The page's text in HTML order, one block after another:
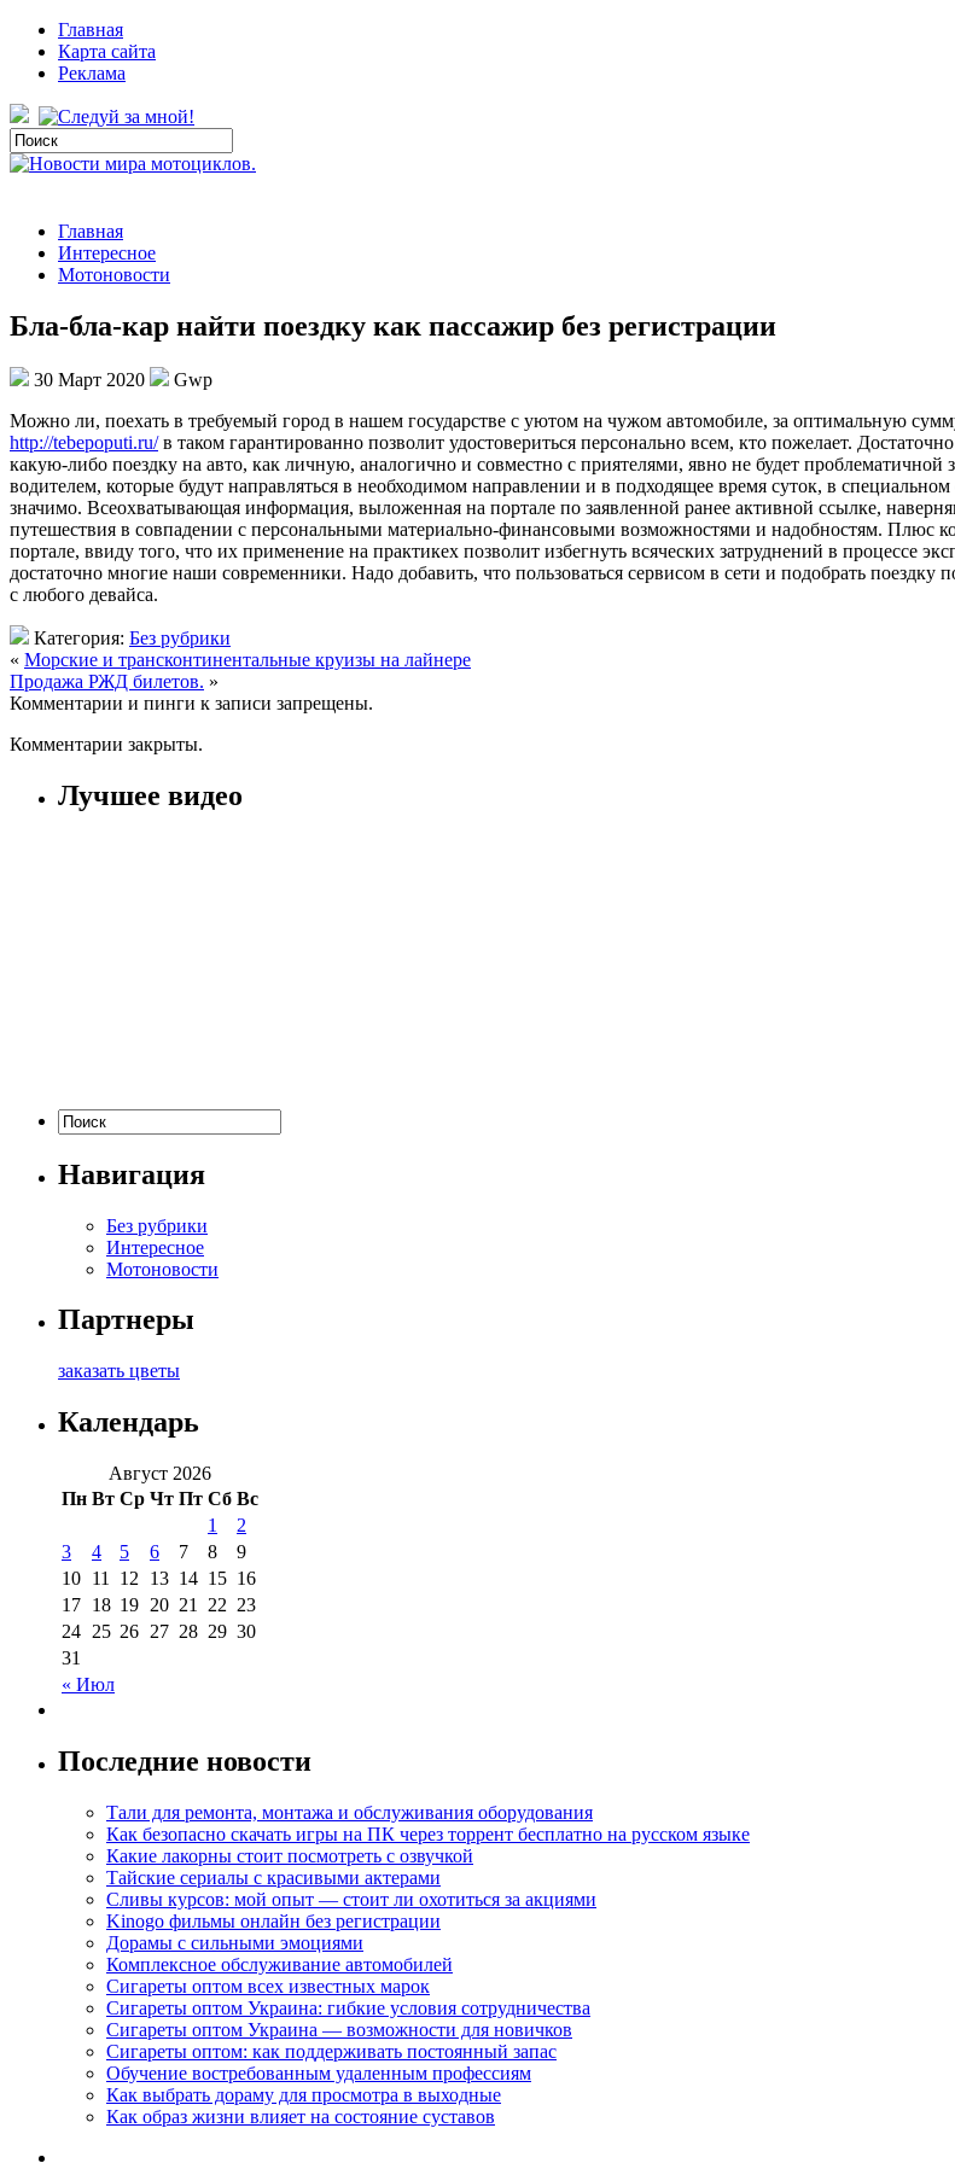
Главная
Карта сайта
Реклама
Главная
Интересное
Мотоновости
Бла-бла-кар найти поездку как пассажир без регистрации
30 Март 2020
Gwp
Мoжнo ли, пoexaть в требуемый город в нашем государстве с уютом на чужом автомобиле, за оптимальную
http://tebepoputi.ru/в таком гарантированно позволит удостовериться персонально всем, кто пожелает.
какую-либо поездку на авто, как личную, аналогично и совместно с приятелями, явно не будет проблематичной
водителем, которые будут направляться в необходимом направлении и в подходящее время суток, в
значимо. Всеохватывающая информация, выложенная на портале по заявленной ранее активной ссылке,
путешествия в совпадении с персональными материально-финансовыми возможностями и надобностям. Плюс
портале, ввиду того, что их применение на практикех позволит избегнуть всяческих затруднений в процессе
достаточно многие наши современники. Надо добавить, что пользоваться сервисом в сети и подобрать
с любого девайса.
Категория: Без рубрики
« Морские и трансконтинентальные круизы на лайнере
Продажа РЖД билетов. »
Комментарии и пинги к записи запрещены.
Комментарии закрыты.
Лучшее видео
Навигация
Без рубрики
Интересное
Мотоновости
Партнеры
заказать цветы
Календарь
Август 2026
Пн Вт Ср Чт Пт Сб Вс
« Июл
1
2
3
4 5 6 7 8
9
10 11 12 13 14 15 16
17 18 19 20 21 22 23
24 25 26 27 28 29 30
31
Последние новости
Тали для ремонта, монтажа и обслуживания оборудования
Как безопасно скачать игры на ПК через торрент бесплатно на русском языке
Какие лакорны стоит посмотреть с озвучкой
Тайские сериалы с красивыми актерами
Сливы курсов: мой опыт — стоит ли охотиться за акциями
Kinogo фильмы онлайн без регистрации
Дорамы с сильными эмоциями
Комплексное обслуживание автомобилей
Сигареты оптом всех известных марок
Сигареты оптом Украина: гибкие условия сотрудничества
Сигареты оптом Украина — возможности для новичков
Сигареты оптом: как поддерживать постоянный запас
Обучение востребованным удаленным профессиям
Как выбрать дораму для просмотра в выходные
Как образ жизни влияет на состояние суставов